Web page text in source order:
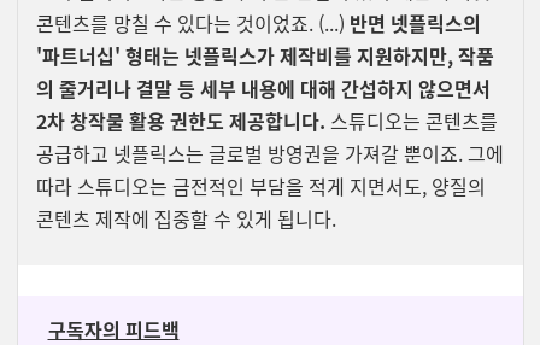
콘텐츠를 망칠 수 있다는 것이었죠. (...) 반면 넷플릭스의
'파트너십' 형태는 넷플릭스가 제작비를 지원하지만, 작품
의 줄거리나 결말 등 세부 내용에 대해 간섭하지 않으면서
2차 창작물 활용 권한도 제공합니다. 스튜디오는 콘텐츠를
공급하고 넷플릭스는 글로벌 방영권을 가져갈 뿐이죠. 그에
따라 스튜디오는 금전적인 부담을 적게 지면서도, 양질의
콘텐츠 제작에 집중할 수 있게 됩니다.
구독자의 피드백